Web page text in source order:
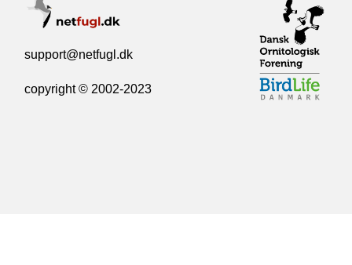
support@netfugl.dk
copyright © 2002-2023